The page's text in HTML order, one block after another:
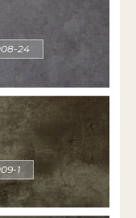
24
1